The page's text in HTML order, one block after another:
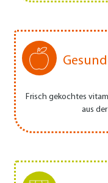
Frisch gekochtes
aus